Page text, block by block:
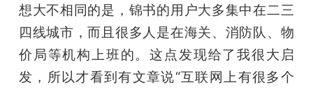
想大不相同的是，锦书的用户大多集中在二三
四线城市，而且很多人是在海关、消防队、物
价局等机构上班的。这点发现给了我很大启
发，所以才看到有文章说“互联网上有很多个